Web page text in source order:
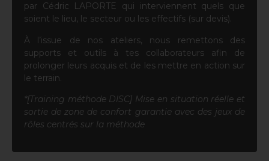
par Cédric LAPORTE qui interviennent quels que
soient le lieu, le secteur ou les effectifs (sur devis).
À l’issue de nos ateliers, nous remettons des
supports et outils à tes collaborateurs afin de
prolonger leurs acquis et de les mettre en action sur
le terrain.
*[Training méthode DISC] Mise en situation réelle et
sortie de zone de confort garantie avec des jeux de
rôles centrés sur la méthode